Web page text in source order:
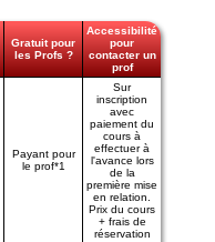
Gratuit pour
les Profs ?
Accessibilité
pour
contacter un
prof
Payant pour
le prof*1
Sur
inscription
avec
paiement du
cours à
effectuer à
l'avance lors
de la
première mise
en relation.
Prix du cours
+ frais de
réservation